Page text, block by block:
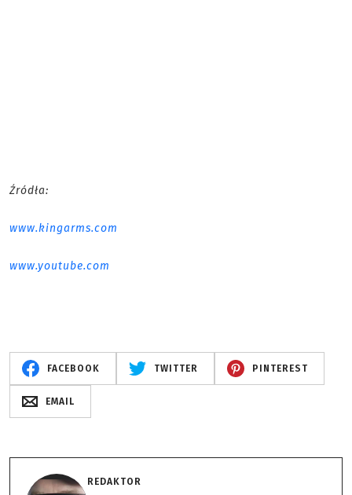
Źródła:
www.kingarms.com
www.youtube.com
FACEBOOK TWITTER PINTEREST
EMAIL
REDAKTOR